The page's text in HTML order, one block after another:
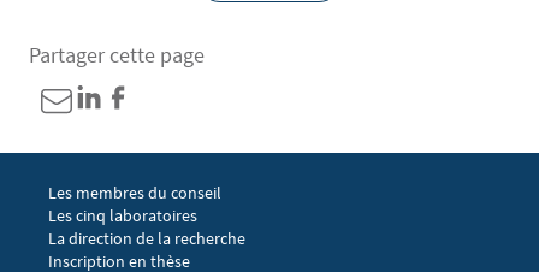
Partager cette page
Menu footer EGIC 1
Les membres du conseil
Les cinq laboratoires
La direction de la recherche
Menu footer EGIC 2
Inscription en thèse